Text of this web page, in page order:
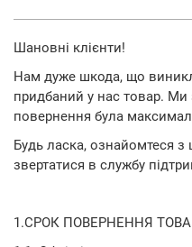
Шановні клієнти!
Нам дуже шкода, що
придбаний у нас товар.
повернення була
Будь ласка, ознайомтеся
звертатися в службу
1.СРОК ПОВЕРНЕННЯ